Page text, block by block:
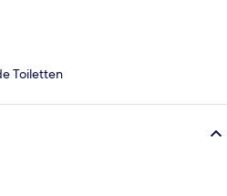
Toiletten